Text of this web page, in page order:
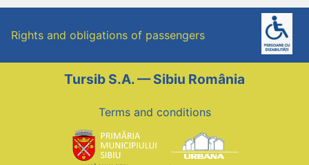
Rights and obligations of passengers
Tursib S.A. — Sibiu România
Terms and conditions